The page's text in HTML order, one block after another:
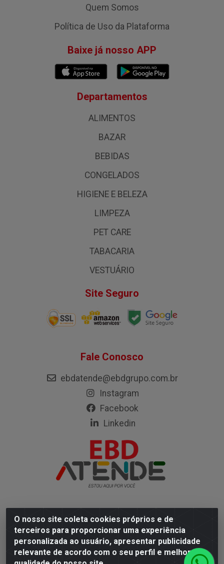
O nosso site coleta cookies próprios e de
terceiros para proporcionar uma experiência
personalizada ao usuário, apresentar publicidade
relevante de acordo com o seu perfil e melhorar a
Quem Somos
Política de Uso da Plataforma
Baixe já nosso APP
Departamentos
ALIMENTOS
BAZAR
BEBIDAS
CONGELADOS
HIGIENE E BELEZA
LIMPEZA
PET CARE
TABACARIA
VESTUÁRIO
Site Seguro
Fale Conosco
ebdatende@ebdgrupo.com.br
Instagram
Facebook
Linkedin
Empresa Brasileira de Distribuição LTDA - Rodovia Mário
Covas, 472 - Coqueiro, Ananindeua/PA - CEP 67113-330
- CNPJ 05.402.904/0001-67